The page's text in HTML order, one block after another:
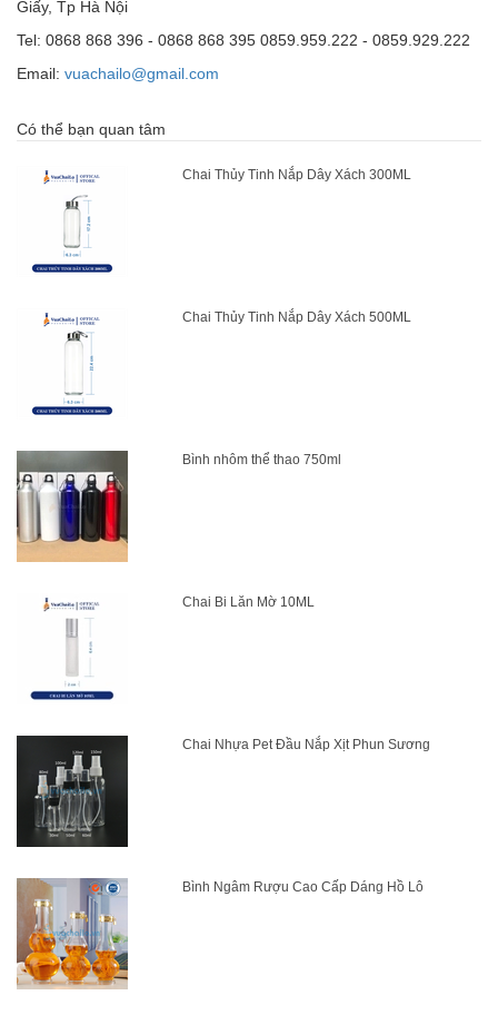
Giấy, Tp Hà Nội
Tel: 0868 868 396 - 0868 868 395 0859.959.222 - 0859.929.222
Email: vuachailo@gmail.com
Có thể bạn quan tâm
Chai Thủy Tinh Nắp Dây Xách 300ML
Chai Thủy Tinh Nắp Dây Xách 500ML
Bình nhôm thể thao 750ml
Chai Bi Lăn Mờ 10ML
Chai Nhựa Pet Đầu Nắp Xịt Phun Sương
Bình Ngâm Rượu Cao Cấp Dáng Hồ Lô